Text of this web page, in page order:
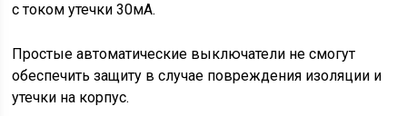
с током утечки 30мА.
Простые автоматические выключатели не смогут
обеспечить защиту в случае повреждения изоляции и
утечки на корпус.